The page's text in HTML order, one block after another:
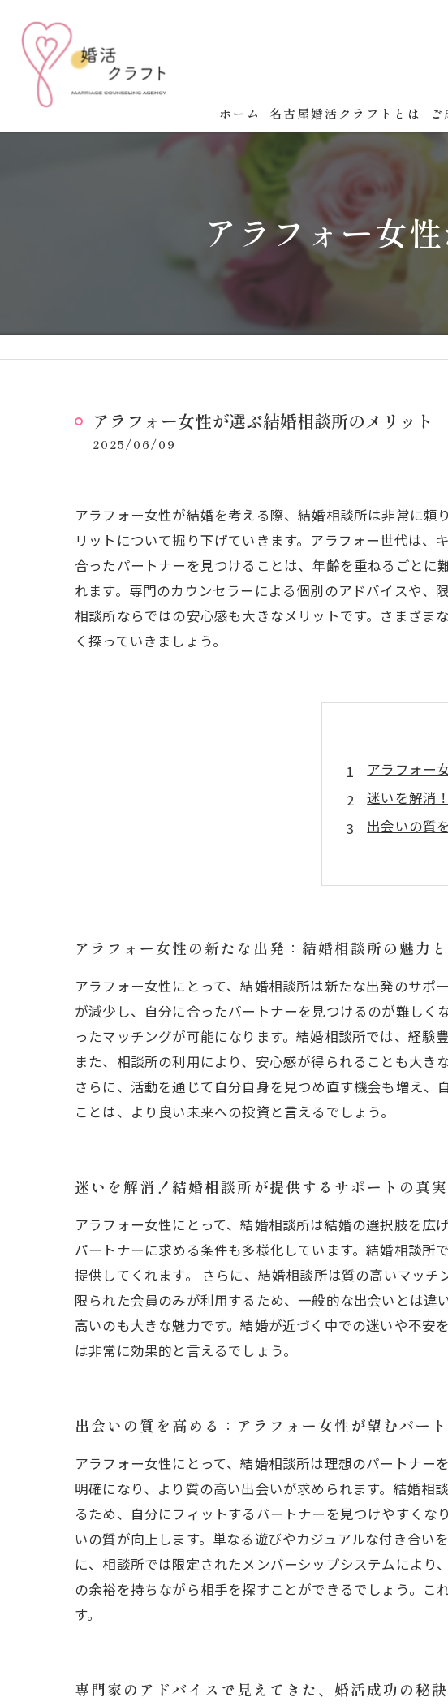
ホーム 名古屋婚活クラフトとは
名古屋婚活クラフトへまでの道
婚活の成功法則セミナー
婚活イベント開催
アラフォー女
アラフォー女性が選ぶ結婚相談所のメリット
2025/06/09
アラフォー女性が結婚を考える際、結婚相談所は非常に
リットについて掘り下げていきます。アラフォー世代は
合ったパートナーを見つけることは、年齢を重ねるごと
れます。専門のカウンセラーによる個別のアドバイスや
相談所ならではの安心感も大きなメリットです。さまざ
く探っていきましょう。
アラフォー
迷いを解消
出会いの質
専門家のア
安心感の中
結婚相談所
アラフォー女性の新たな出発：結婚相談所の魅力
アラフォー女性にとって、結婚相談所は新たな出発のサ
が減少し、自分に合ったパートナーを見つけるのが難し
ったマッチングが可能になります。結婚相談所では、経験
また、相談所の利用により、安心感が得られることも大き
さらに、活動を通じて自分自身を見つめ直す機会も増え
ことは、より良い未来への投資と言えるでしょう。
迷いを解消！結婚相談所が提供するサポートの真実
アラフォー女性にとって、結婚相談所は結婚の選択肢を広
パートナーに求める条件も多様化しています。結婚相談
提供してくれます。 さらに、結婚相談所は質の高いマッ
限られた会員のみが利用するため、一般的な出会いとは
高いのも大きな魅力です。結婚が近づく中での迷いや不安
は非常に効果的と言えるでしょう。
出会いの質を高める：アラフォー女性が望むパー
アラフォー女性にとって、結婚相談所は理想のパートナ
明確になり、より質の高い出会いが求められます。結婚
るため、自分にフィットするパートナーを見つけやすく
いの質が向上します。単なる遊びやカジュアルな付き合い
に、相談所では限定されたメンバーシップシステムによ
の余裕を持ちながら相手を探すことができるでしょう。
す。
専門家のアドバイスで見えてきた、婚活成功の秘訣